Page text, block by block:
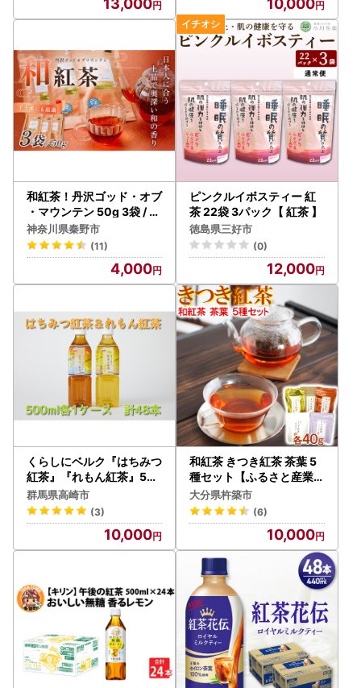
和紅茶！丹沢ゴッド・オブ
・マウンテン 50g 3袋 / 紅
茶
神奈川県秦野市
(11)
4,000
ピンクルイボスティー 紅
茶 22袋 3パック【 紅茶 】
徳島県三好市
(0)
12,000
くらしにベルク『はちみつ
紅茶』『れもん紅茶』50
0ml×48本
群馬県高崎市
(3)
10,000
和紅茶 きつき紅茶 茶葉 5
種セット【ふるさと産業館
】 国産 べにふうき べにひ
かり べにたちわせ べにさ
やか 季節の香り 飲み比べ
受賞 ヌン活 癒し リラック
ス 九州 大分県 ＜106-00
3＞
大分県杵築市
(6)
10,000